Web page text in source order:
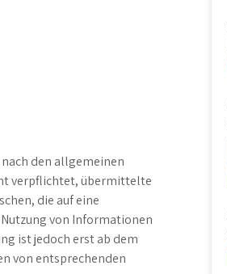
den allgemeinen
verpflichtet, übermittelte
die auf eine
von Informationen
ist jedoch erst ab dem
von entsprechenden